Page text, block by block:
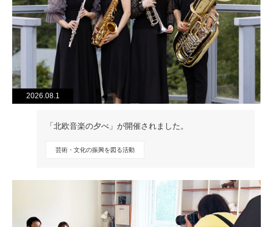
2026.08.1
「北欧音楽の夕べ」が開催されました。
芸術・文化の振興を図る活動